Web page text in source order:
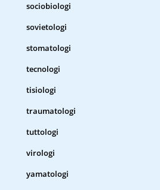
sociobiologi
sovietologi
stomatologi
tecnologi
tisiologi
traumatologi
tuttologi
virologi
yamatologi